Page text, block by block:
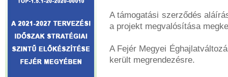
A támogatási szerződés
a projekt megvalósítása
A Fejér Megyei
került megrendezésre.